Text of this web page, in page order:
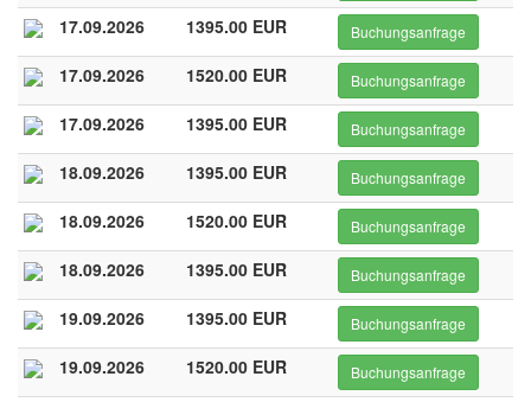
17.09.2026 1395.00 EUR Buchungsanfrage
17.09.2026 1520.00 EUR Buchungsanfrage
17.09.2026 1395.00 EUR Buchungsanfrage
18.09.2026 1395.00 EUR Buchungsanfrage
18.09.2026 1520.00 EUR Buchungsanfrage
18.09.2026 1395.00 EUR Buchungsanfrage
19.09.2026 1395.00 EUR Buchungsanfrage
19.09.2026 1520.00 EUR Buchungsanfrage